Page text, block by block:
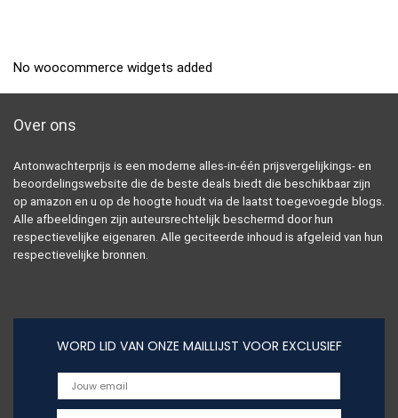
No woocommerce widgets added
Over ons
Antonwachterprijs is een moderne alles-in-één prijsvergelijkings- en
beoordelingswebsite die de beste deals biedt die beschikbaar zijn
op amazon en u op de hoogte houdt via de laatst toegevoegde blogs.
Alle afbeeldingen zijn auteursrechtelijk beschermd door hun
respectievelijke eigenaren. Alle geciteerde inhoud is afgeleid van hun
respectievelijke bronnen.
WORD LID VAN ONZE MAILLIJST VOOR EXCLUSIEF